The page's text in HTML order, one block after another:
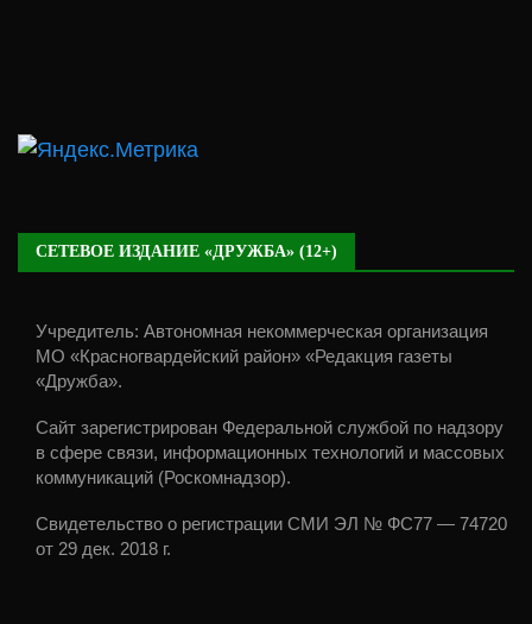
СЕТЕВОЕ ИЗДАНИЕ «ДРУЖБА» (12+)
Учредитель: Автономная некоммерческая организация
МО «Красногвардейский район» «Редакция газеты
«Дружба».
Сайт зарегистрирован Федеральной службой по надзору
в сфере связи, информационных технологий и массовых
коммуникаций (Роскомнадзор).
Свидетельство о регистрации СМИ ЭЛ № ФС77 — 74720
от 29 дек. 2018 г.